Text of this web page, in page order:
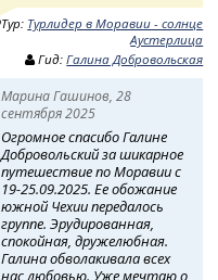
Тур: Турлидер в Моравии - солнце
Аустерлица
Гид:Галина Добровольская
Марина Гашинов, 28
сентября 2025
Огромное спасибо Галине
Добровольский за шикарное
путешествие по Моравии с
19-25.09.2025. Ее обожание
южной Чехии передалось
группе. Эрудированная,
спокойная, дружелюбная.
Галина обволакивала всех